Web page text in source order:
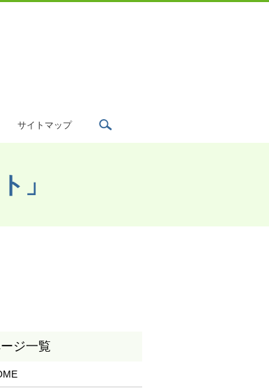
サイトマップ
」